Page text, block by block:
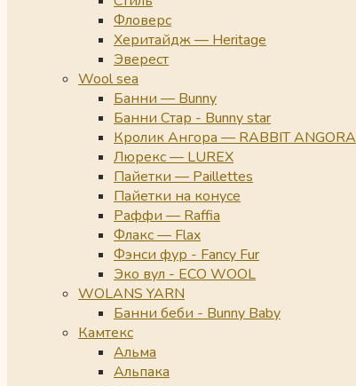
Фловерс
Херитайдж — Heritage
Эверест
Wool sea
Банни — Bunny
Банни Стар - Bunny star
Кролик Ангора — RABBIT ANGORA
Люрекс — LUREX
Пайетки — Paillettes
Пайетки на конусе
Раффи — Raffia
Флакс — Flax
Фэнси фур - Fancy Fur
Эко вул - ECO WOOL
WOLANS YARN
Банни беби - Bunny Baby
Камтекс
Альма
Альпака